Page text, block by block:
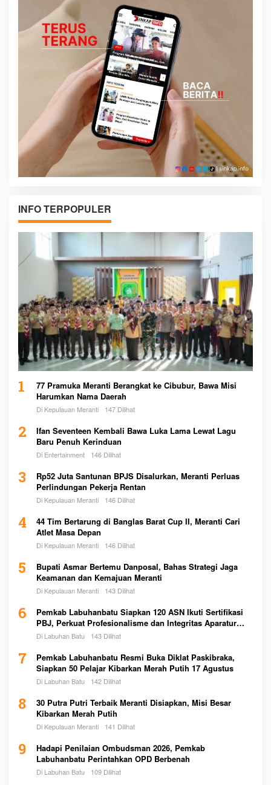
INFO TERPOPULER
1
77 Pramuka Meranti Berangkat ke Cibubur, Bawa Misi
Harumkan Nama Daerah
Di Kepulauan Meranti 147 Dilihat
2
Ifan Seventeen Kembali Bawa Luka Lama Lewat Lagu
Baru Penuh Kerinduan
Di Entertainment 146 Dilihat
3
Rp52 Juta Santunan BPJS Disalurkan, Meranti Perluas
Perlindungan Pekerja Rentan
Di Kepulauan Meranti 146 Dilihat
4
44 Tim Bertarung di Banglas Barat Cup II, Meranti Cari
Atlet Masa Depan
Di Kepulauan Meranti 146 Dilihat
5
Bupati Asmar Bertemu Danposal, Bahas Strategi Jaga
Keamanan dan Kemajuan Meranti
Di Kepulauan Meranti 143 Dilihat
6
Pemkab Labuhanbatu Siapkan 120 ASN Ikuti Sertifikasi
PBJ, Perkuat Profesionalisme dan Integritas Aparatur
Pemerintah
Di Labuhan Batu 143 Dilihat
7
Pemkab Labuhanbatu Resmi Buka Diklat Paskibraka,
Siapkan 50 Pelajar Kibarkan Merah Putih 17 Agustus
Di Labuhan Batu 142 Dilihat
8
30 Putra Putri Terbaik Meranti Disiapkan, Misi Besar
Kibarkan Merah Putih
Di Kepulauan Meranti 141 Dilihat
9
Hadapi Penilaian Ombudsman 2026, Pemkab
Labuhanbatu Perintahkan OPD Berbenah
Di Labuhan Batu 109 Dilihat